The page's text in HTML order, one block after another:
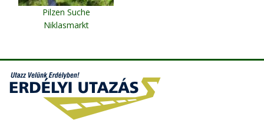
Pilzen Suche
Niklasmarkt